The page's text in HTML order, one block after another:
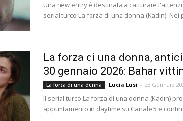
Una new entry è destinata a catturare
serial turco La forza di una donna (Kadın). Nei
La forza di una donna,
30 gennaio 2026: Bahar
La forza di una donna Lucia Lusi - 23 Gennaio
Il serial turco La forza di una donna (Kadın)
appuntamento in daytime su Canale 5 e